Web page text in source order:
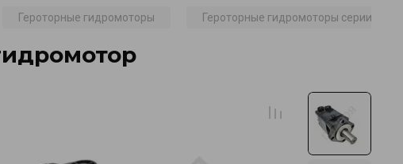
Героторные гидромоторы Героторные гидромоторы серии MS